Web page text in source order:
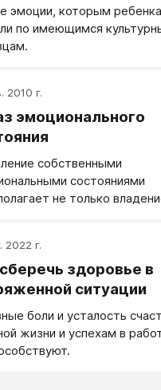
эмоции, которым ребенка
по имеющимся
2010 г.
эмоционального
собственными
состояниями
не только
вам нужны.
2022 г.
здоровье в
ситуации
боли и усталость
жизни и успехам в